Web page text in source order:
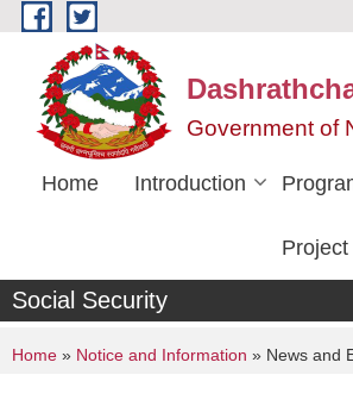
Skip to main content
Government of
Home Introduction
Project
Social Security
You are here
Home » Notice and Information » News and